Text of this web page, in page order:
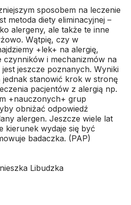
sposobem na leczenie
metoda diety eliminacyjnej –
alergeny, ale także te inne
Wątpię, czy w
+lek+ na alergię,
czynników i mechanizmów na
jest jeszcze poznanych. Wyniki
jednak stanowić krok w stronę
pacjentów z alergią np.
+nauczonych+ grup
obniżać odpowiedź
alergen. Jeszcze wiele lat
kierunek wydaje się być
badaczka. (PAP)
Libudzka